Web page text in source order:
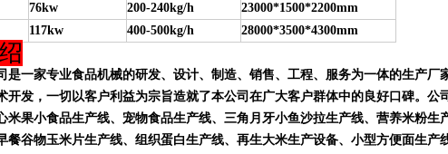
76kw 200-240kg/h
23000*1500*2200mm
117kw 400-500kg/h 28000*3500*4300mm
是一家专业食品机械的研发、设计、制造、销售、工程、服务为一体的生产厂
开发，一切以客户利益为宗旨造就了本公司在广大客户群体中的良好口碑。公
米果小食品生产线、宠物食品生产线、三角月牙小鱼沙拉生产线、营养米粉生
餐谷物玉米片生产线、组织蛋白生产线、再生大米生产设备、小型方便面生产